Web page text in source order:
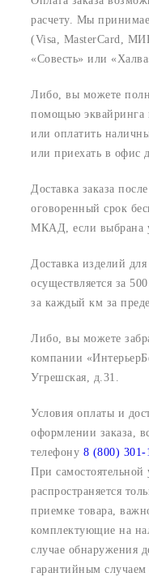
расчету. Мы
(Visa, MasterCard,
«Совесть» или
Либо, вы можете
помощью эквайринга
или оплатить
или приехать в офис
Доставка заказа
оговоренный срок
МКАД, если выбрана
Доставка изделий
осуществляется за
за каждый км за
Либо, вы можете
компании
Угрешская, д.31.
Условия оплаты и
оформлении заказа,
телефону 8 (800) 301-
При самостоятельной
распространяется
приемке товара,
комплектующие на
случае обнаружения
гарантийным